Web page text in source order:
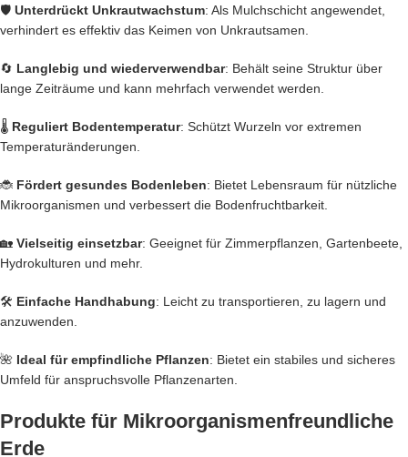
🛡️ Unterdrückt Unkrautwachstum: Als Mulchschicht angewendet,
verhindert es effektiv das Keimen von Unkrautsamen.​
🔄 Langlebig und wiederverwendbar: Behält seine Struktur über
lange Zeiträume und kann mehrfach verwendet werden.​
🌡️ Reguliert Bodentemperatur: Schützt Wurzeln vor extremen
Temperaturänderungen.​
🐞 Fördert gesundes Bodenleben: Bietet Lebensraum für nützliche
Mikroorganismen und verbessert die Bodenfruchtbarkeit.​
🏡 Vielseitig einsetzbar: Geeignet für Zimmerpflanzen, Gartenbeete,
Hydrokulturen und mehr.​
🛠️ Einfache Handhabung: Leicht zu transportieren, zu lagern und
anzuwenden.​
🌺 Ideal für empfindliche Pflanzen: Bietet ein stabiles und sicheres
Umfeld für anspruchsvolle Pflanzenarten.
Produkte für Mikroorganismenfreundliche
Erde